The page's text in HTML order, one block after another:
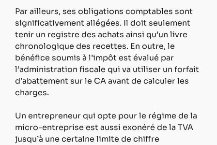
Par ailleurs, ses obligations comptables sont
significativement allégées. Il doit seulement
tenir un registre des achats ainsi qu’un livre
chronologique des recettes. En outre, le
bénéfice soumis à l’impôt est évalué par
l’administration fiscale qui va utiliser un forfait
d’abattement sur le CA avant de calculer les
charges.
Un entrepreneur qui opte pour le régime de la
micro-entreprise est aussi exonéré de la TVA
jusqu’à une certaine limite de chiffre